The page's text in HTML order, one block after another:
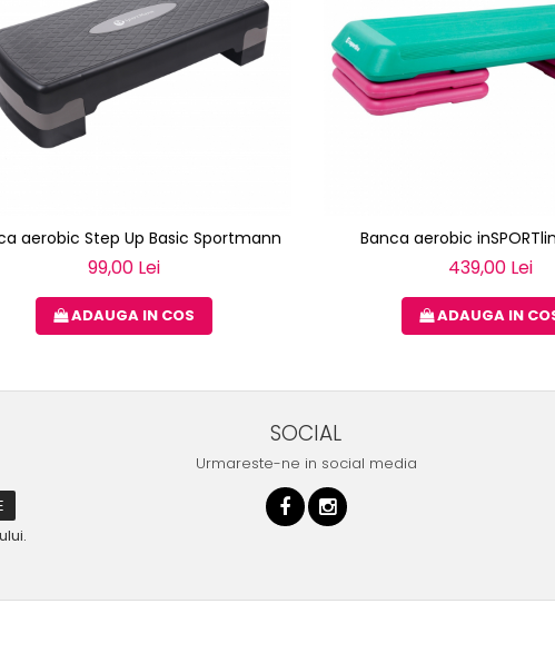
aerobic Step Up Basic Sportmann
99,00 Lei
ADAUGA IN COS
Banca aerobic
439,00 Lei
ADAUGA IN
SOCIAL
Urmareste-ne in social media